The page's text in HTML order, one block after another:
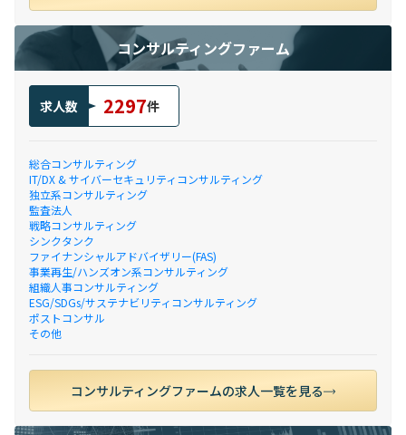
コンサルティングファーム
求人数 2297件
総合コンサルティング
IT/DX & サイバーセキュリティコンサルティング
独立系コンサルティング
監査法人
戦略コンサルティング
シンクタンク
ファイナンシャルアドバイザリー(FAS)
事業再生/ハンズオン系コンサルティング
組織人事コンサルティング
ESG/SDGs/サステナビリティコンサルティング
ポストコンサル
その他
コンサルティングファームの求人一覧を見る